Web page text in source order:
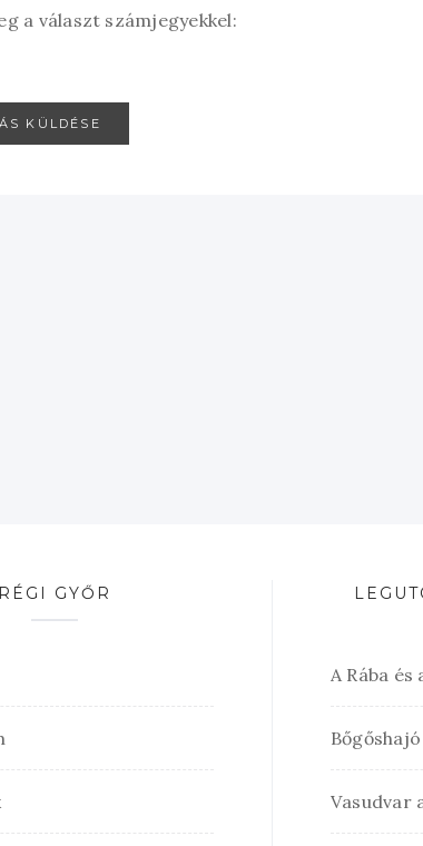
a választ számjegyekkel:
RÉGI GYŐR
A Rába és
Vasudvar